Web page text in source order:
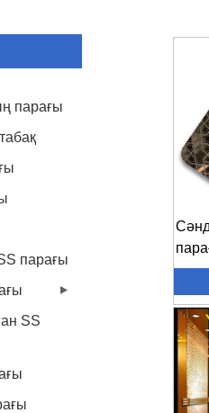
парағы
парағы
SS
ста...